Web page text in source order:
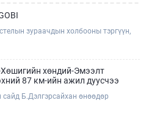
зураачдын холбооны тэргүүн,
Хөшигийн хөндий-Эмээлт
87 км-ийн ажил дуусчээ
сайд Б.Дэлгэрсайхан өнөөдөр